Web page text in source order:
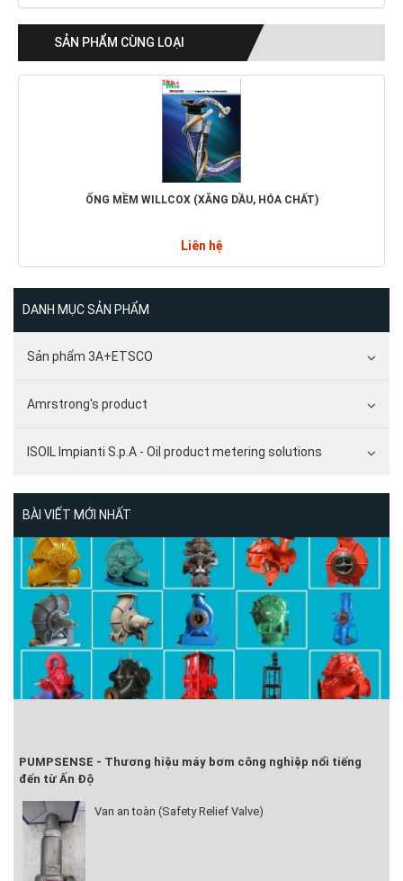
SẢN PHẨM CÙNG LOẠI
ỐNG MỀM WILLCOX (XĂNG DẦU, HÓA CHẤT)
Liên hệ
DANH MỤC SẢN PHẨM
Sản phẩm 3A+ETSCO
Amrstrong's product
ISOIL Impianti S.p.A - Oil product metering solutions
BÀI VIẾT MỚI NHẤT
PUMPSENSE - Thương hiệu máy bơm công nghiệp nổi tiếng
đến từ Ấn Độ
Van an toàn (Safety Relief Valve)